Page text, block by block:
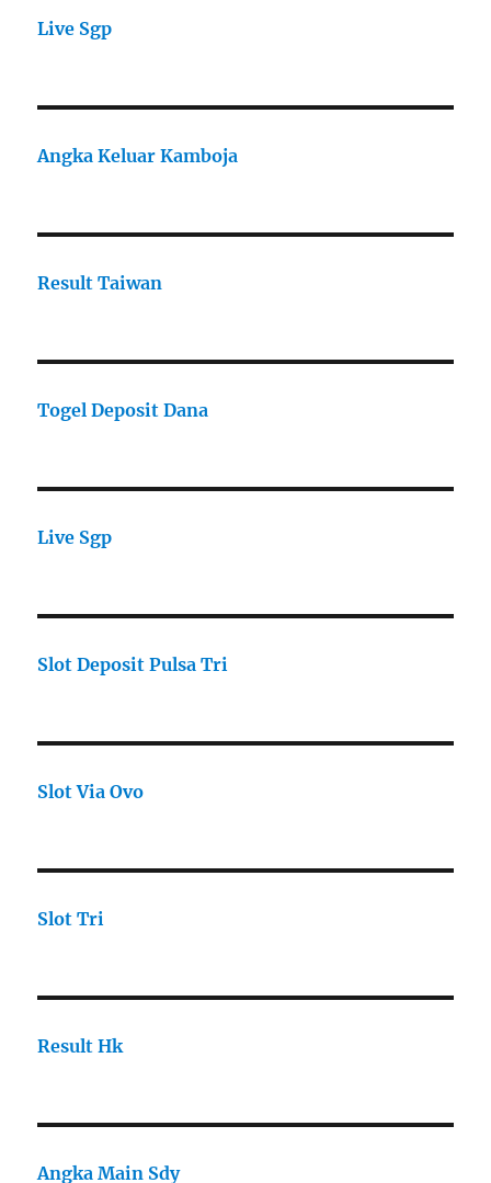
Live Sgp
Angka Keluar Kamboja
Result Taiwan
Togel Deposit Dana
Live Sgp
Slot Deposit Pulsa Tri
Slot Via Ovo
Slot Tri
Result Hk
Angka Main Sdy